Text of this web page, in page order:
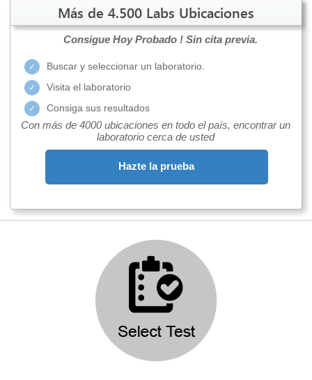
Más de 4.500 Labs Ubicaciones
Consigue Hoy Probado ! Sin cita previa.
Buscar y seleccionar un laboratorio.
Visita el laboratorio
Consiga sus resultados
Con más de 4000 ubicaciones en todo el país, encontrar un
laboratorio cerca de usted
Hazte la prueba